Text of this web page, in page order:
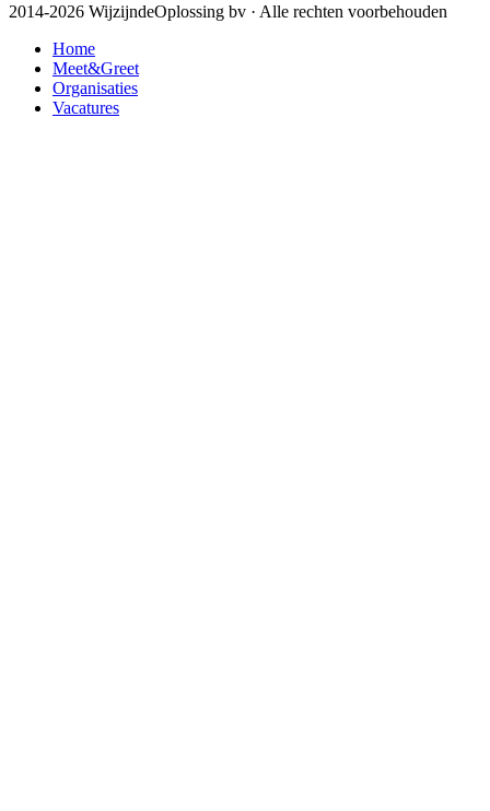
2014-2026 WijzijndeOplossing bv · Alle rechten voorbehouden
Home
Meet&Greet
Organisaties
Vacatures